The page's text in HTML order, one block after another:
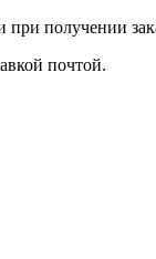
получении
почтой.